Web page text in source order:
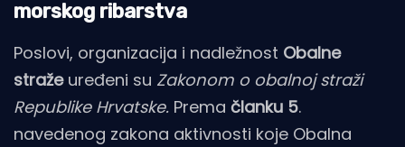
morskog ribarstva
Poslovi, organizacija i nadležnost Obalne
stražeuređeni su Zakonom o obalnoj straži
Republike Hrvatske. Prema članku 5.
navedenog zakona aktivnosti koje Obalna